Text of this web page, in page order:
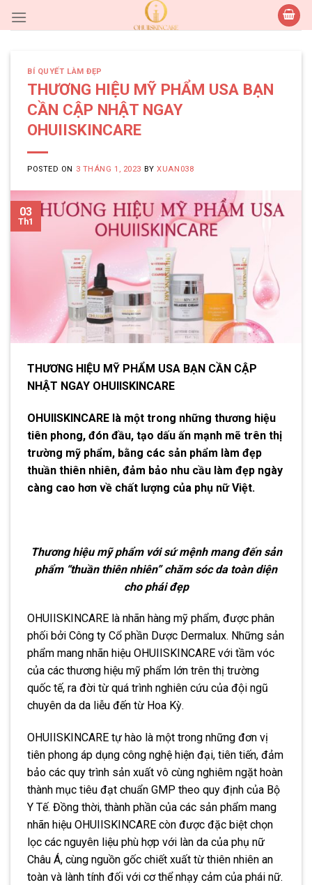
BÍ QUYẾT LÀM ĐẸP
THƯƠNG HIỆU MỸ PHẨM USA BẠN
CẦN CẬP NHẬT NGAY
OHUIISKINCARE
POSTED ON 3 THÁNG 1, 2023 BYXUAN038
03
Th1
THƯƠNG HIỆU MỸ PHẨM USA BẠN CẦN CẬP
NHẬT NGAY OHUIISKINCARE
OHUIISKINCARE là một trong những thương hiệu
tiên phong, đón đầu, tạo dấu ấn mạnh mẽ trên thị
trường mỹ phẩm, bằng các sản phẩm làm đẹp
thuần thiên nhiên, đảm bảo nhu cầu làm đẹp ngày
càng cao hơn về chất lượng của phụ nữ Việt.
Thương hiệu mỹ phẩm với sứ mệnh mang đến sản
phẩm “thuần thiên nhiên” chăm sóc da toàn diện
cho phái đẹp
OHUIISKINCARE là nhãn hàng mỹ phẩm, được phân
phối bởi Công ty Cổ phần Dược Dermalux. Những sản
phẩm mang nhãn hiệu OHUIISKINCARE với tầm vóc
của các thương hiệu mỹ phẩm lớn trên thị trường
quốc tế, ra đời từ quá trình nghiên cứu của đội ngũ
chuyên da da liễu đến từ Hoa Kỳ.
OHUIISKINCARE tự hào là một trong những đơn vị
tiên phong áp dụng công nghệ hiện đại, tiên tiến, đảm
bảo các quy trình sản xuất vô cùng nghiêm ngặt hoàn
thành mục tiêu đạt chuẩn GMP theo quy định của Bộ
Y Tế. Đồng thời, thành phần của các sản phẩm mang
nhãn hiệu OHUIISKINCARE còn được đặc biệt chọn
lọc các nguyên liệu phù hợp với làn da của phụ nữ
Châu Á, cùng nguồn gốc chiết xuất từ thiên nhiên an
toàn và lành tính đối với cơ thể nhạy cảm của phái nữ.